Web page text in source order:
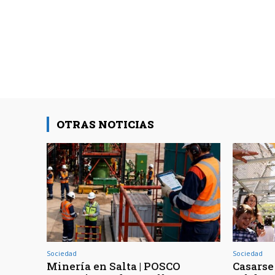
OTRAS NOTICIAS
Sociedad
Minería en Salta | POSCO
Sociedad